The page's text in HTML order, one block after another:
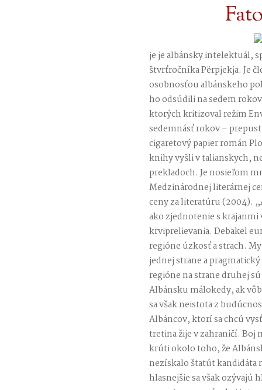
je je albánsky intelektuál,
štvrťročníka Përpjekja. Je
osobnosťou albánskeho
ho odsúdili na sedem
ktorých kritizoval režim
sedemnásť rokov –
cigaretový papier román
knihy vyšli v talianskych,
prekladoch. Je nosieľom
Medzinárodnej literárnej
ceny za literatúru (2004).
ako zjednotenie s krajanmi
krviprelievania. Debakel
regióne úzkosť a strach.
jednej strane a
regióne na strane druhej
Albánsku málokedy, ak
sa však neistota z
Albáncov, ktorí sa chcú
tretina žije v zahraničí. Boj
krúti okolo toho, že
nezískalo štatút kandidáta
hlasnejšie sa však ozývajú